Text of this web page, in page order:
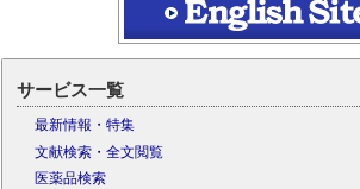
サービス一覧
最新情報・特集
文献検索・全文閲覧
医薬品検索